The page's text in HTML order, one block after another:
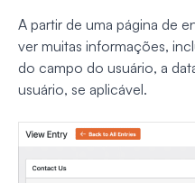
A partir de uma página de
ver muitas informações,
do campo do usuário, a
usuário, se aplicável.